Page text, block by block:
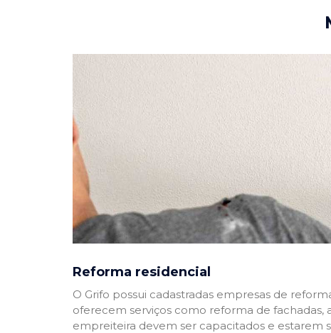
Reforma residencial
O Grifo possui cadastradas empresas de
oferecem serviços como reforma de fachadas,
empreiteira devem ser capacitados e estarem